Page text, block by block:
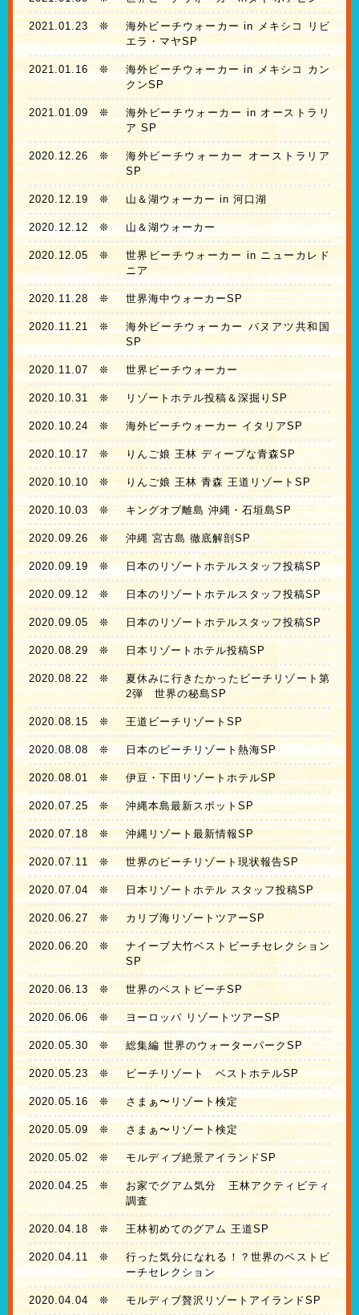
2021.01.23❊
海外ビーチウォーカー in メキシコ リビ
エラ・マヤSP
2021.01.16 ❊
海外ビーチウォーカー in メキシコ カン
クンSP
2021.01.09 ❊
海外ビーチウォーカー in オーストラリ
ア SP
2020.12.26 ❊
海外ビーチウォーカー オーストラリア
SP
2020.12.19 ❊ 山＆湖ウォーカー in 河口湖
2020.12.12 ❊ 山＆湖ウォーカー
2020.12.05 ❊
世界ビーチウォーカー in ニューカレド
ニア
2020.11.28 ❊ 世界海中ウォーカーSP
2020.11.21 ❊
海外ビーチウォーカー バヌアツ共和国
SP
2020.11.07 ❊ 世界ビーチウォーカー
2020.10.31 ❊ リゾートホテル投稿＆深掘りSP
2020.10.24 ❊ 海外ビーチウォーカー イタリアSP
2020.10.17 ❊ りんご娘 王林 ディープな青森SP
2020.10.10 ❊ りんご娘 王林 青森 王道リゾートSP
2020.10.03❊ キングオブ離島 沖縄・石垣島SP
2020.09.26❊ 沖縄 宮古島 徹底解剖SP
2020.09.19 ❊ 日本のリゾートホテルスタッフ投稿SP
2020.09.12 ❊ 日本のリゾートホテルスタッフ投稿SP
2020.09.05 ❊ 日本のリゾートホテルスタッフ投稿SP
2020.08.29 ❊ 日本リゾートホテル投稿SP
2020.08.22 ❊
夏休みに行きたかったビーチリゾート第
2弾 世界の秘島SP
2020.08.15 ❊ 王道ビーチリゾートSP
2020.08.08 ❊ 日本のビーチリゾート熱海SP
2020.08.01 ❊ 伊豆・下田リゾートホテルSP
2020.07.25❊ 沖縄本島最新スポットSP
2020.07.18❊ 沖縄リゾート最新情報SP
2020.07.11 ❊ 世界のビーチリゾート現状報告SP
2020.07.04 ❊ 日本リゾートホテル スタッフ投稿SP
2020.06.27 ❊ カリブ海リゾートツアーSP
2020.06.20 ❊
ナイーブ大竹ベストビーチセレクション
SP
2020.06.13 ❊ 世界のベストビーチSP
2020.06.06 ❊ ヨーロッパ リゾートツアーSP
2020.05.30 ❊ 総集編 世界のウォーターパークSP
2020.05.23❊ ビーチリゾート ベストホテルSP
2020.05.16 ❊ さまぁ〜リゾート検定
2020.05.09 ❊ さまぁ〜リゾート検定
2020.05.02❊ モルディブ絶景アイランドSP
2020.04.25 ❊
お家でグアム気分 王林アクティビティ
調査
2020.04.18❊ 王林初めてのグアム 王道SP
2020.04.11❊
行った気分になれる！？世界のベストビ
ーチセレクション
2020.04.04 ❊ モルディブ贅沢リゾートアイランドSP